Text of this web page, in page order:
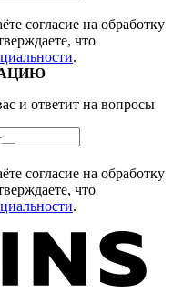
согласие на обработку
что
.
и ответит на вопросы
согласие на обработку
что
.